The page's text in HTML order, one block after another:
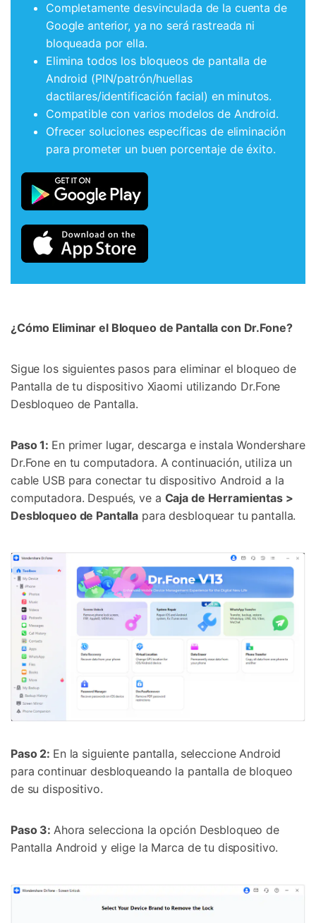
Completamente desvinculada de la cuenta de
Google anterior, ya no será rastreada ni
bloqueada por ella.
Elimina todos los bloqueos de pantalla de
Android (PIN/patrón/huellas
dactilares/identificación facial) en minutos.
Compatible con varios modelos de Android.
Ofrecer soluciones específicas de eliminación
para prometer un buen porcentaje de éxito.
¿Cómo Eliminar el Bloqueo de Pantalla con Dr.Fone?
Sigue los siguientes pasos para eliminar el bloqueo de
Pantalla de tu dispositivo Xiaomi utilizando Dr.Fone
Desbloqueo de Pantalla.
Paso 1: En primer lugar, descarga e instala Wondershare
Dr.Fone en tu computadora. A continuación, utiliza un
cable USB para conectar tu dispositivo Android a la
computadora. Después, ve a Caja de Herramientas >
Desbloqueo de Pantalla para desbloquear tu pantalla.
Paso 2: En la siguiente pantalla, seleccione Android
para continuar desbloqueando la pantalla de bloqueo
de su dispositivo.
Paso 3: Ahora selecciona la opción Desbloqueo de
Pantalla Android y elige la Marca de tu dispositivo.